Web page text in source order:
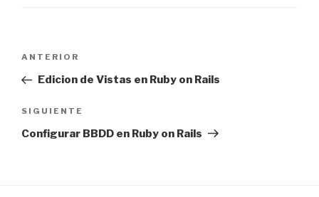
entradas
Entrada
anterior:
ANTERIOR
Edicion de Vistas en Ruby on Rails
Siguiente
entrada
SIGUIENTE
Configurar BBDD en Ruby on Rails